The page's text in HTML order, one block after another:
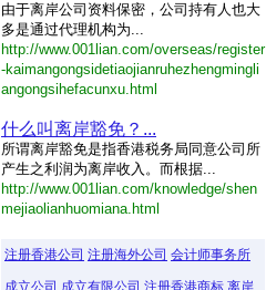
由于离岸公司资料保密，公司持有人也大
多是通过代理机构为...
http://www.001lian.com/overseas/register
-kaimangongsidetiaojianruhezhengmingli
angongsihefacunxu.html
什么叫离岸豁免？...
所谓离岸豁免是指香港税务局同意公司所
产生之利润为离岸收入。而根据...
http://www.001lian.com/knowledge/shen
mejiaolianhuomiana.html
注册香港公司 注册海外公司 会计师事务所
成立公司 成立有限公司 注册香港商标 离岸